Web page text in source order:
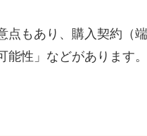
点もあり、購入契約（
能性」などがあります。